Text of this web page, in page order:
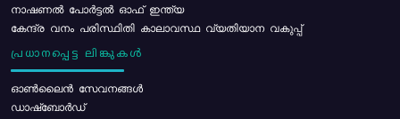
നാഷണൽ പോർട്ടൽ ഓഫ് ഇന്ത്യ
കേന്ദ്ര വനം പരിസ്ഥിതി കാലാവസ്ഥ വ്യതിയാന വകുപ്പ്
പ്രധാനപ്പെട്ട ലിങ്കുകൾ
ഓൺലൈൻ സേവനങ്ങൾ
ഡാഷ്ബോർഡ്